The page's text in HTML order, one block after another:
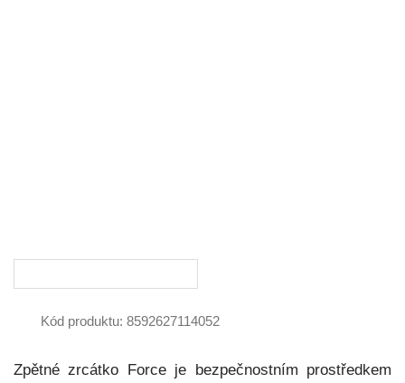
Kód produktu: 8592627114052
Zpětné zrcátko Force je bezpečnostním prostředkem